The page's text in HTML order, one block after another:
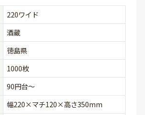
220ワイド
酒蔵
徳島県
1000枚
90円台〜
幅220×マチ120×高さ350mm